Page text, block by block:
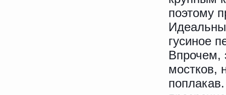
поэтому
гусиное
Впрочем,
мостков,